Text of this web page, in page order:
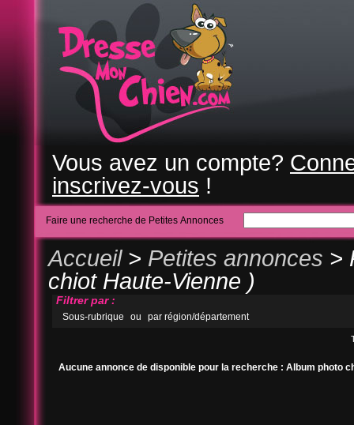
Vous avez un compte?
inscrivez-vous !
Faire une recherche de Petites Annonces
Accueil> Petites annonces >
chiot Haute-Vienne )
Filtrer par :
Sous-rubrique ou par région/département
Aucune annonce de disponible pour la recherche : Album photo